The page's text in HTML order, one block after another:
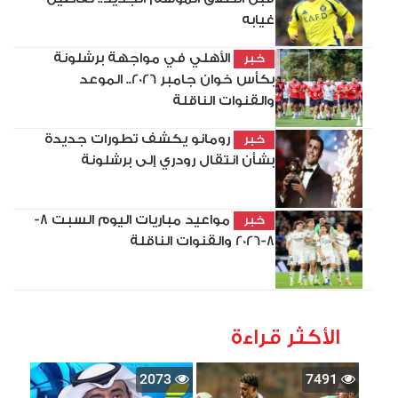
غيابه
خبر
الأهلي في مواجهة برشلونة
بكأس خوان جامبر 2026.. الموعد
والقنوات الناقلة
خبر
رومانو يكشف تطورات جديدة
بشأن انتقال رودري إلى برشلونة
خبر
مواعيد مباريات اليوم السبت 8-
8-2026 والقنوات الناقلة
الأكثر قراءة
7491
2073